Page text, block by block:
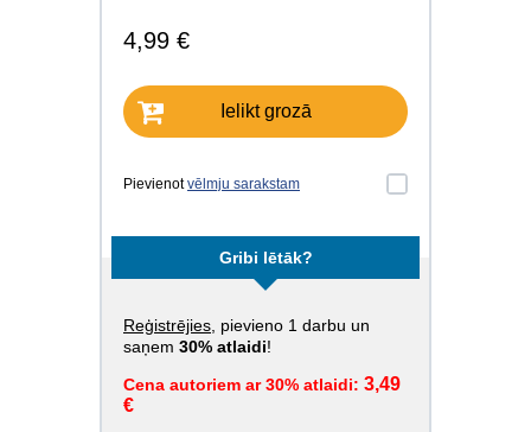
4,99 €
Ielikt grozā
Pievienotvēlmju sarakstam
Gribi lētāk?
Reģistrējies , pievieno 1 darbu un
saņem 30% atlaidi!
Cena autoriem ar 30% atlaidi: 3,49
€